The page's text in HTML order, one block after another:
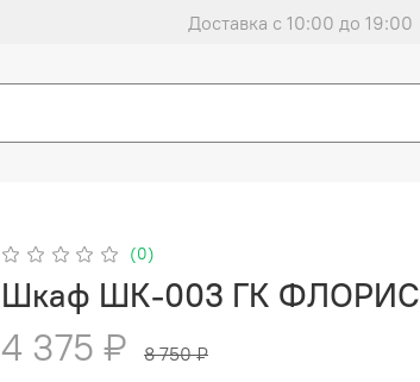
Доставка с 10:00 до 19:00
(0)
Шкаф ШК-003 ГК ФЛОРИС
4 375 ₽ 8 750 ₽